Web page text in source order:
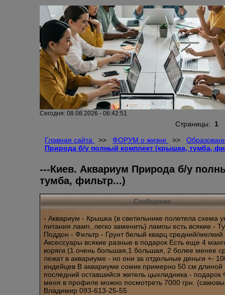
Сегодня: 08.08.2026 - 06:42:51
Страницы: 1
Главная сайта
>> ФОРУМ о жизни >>
Природа б/у полный комплект (крышка, тумба,
---Киев. Аквариум Природа б/у
тумба, фильтр...)
Сообщение
- Аквариум - Крышка (в светильнике полетела схема
питания ламп, легко заменить) лампы есть всякие -
Поддон - Фильтр - Грунт белый кварц средний/мелкий
Аксессуары всякие разные в подарок Есть еще 4
коряги (1 очень большая,1 большая, 2 более менее
лежат в аквариуме - но они за отдельные деньги +-
индейцев В аквариуме сомик примерно 50 см длиной
последний оставшийся житель цыхлидника - подарок
меня в профиле можно посмотреть 7000 грн.
Владимир 093-613-25-55